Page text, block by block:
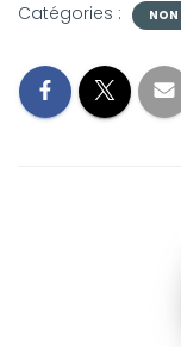
Catégories : NON